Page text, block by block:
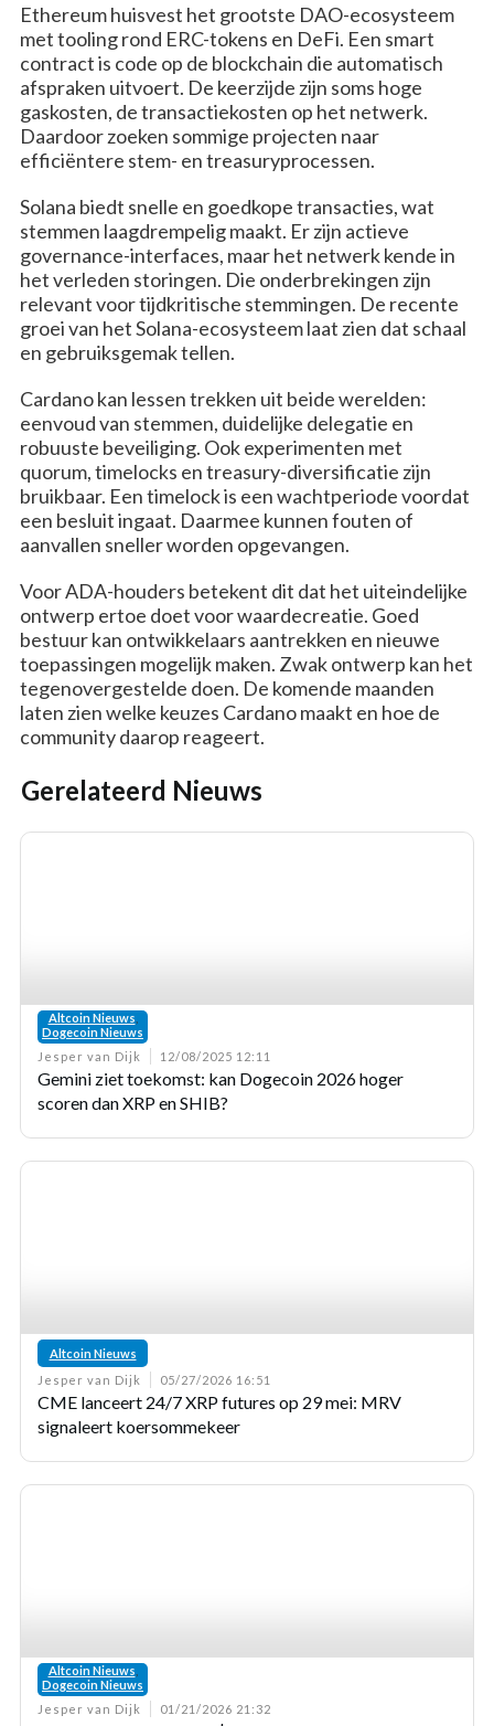
Ethereum huisvest het grootste DAO-ecosysteem
met tooling rond ERC-tokens en DeFi. Een smart
contract is code op de blockchain die automatisch
afspraken uitvoert. De keerzijde zijn soms hoge
gaskosten, de transactiekosten op het netwerk.
Daardoor zoeken sommige projecten naar
efficiëntere stem- en treasuryprocessen.
Solana biedt snelle en goedkope transacties, wat
stemmen laagdrempelig maakt. Er zijn actieve
governance-interfaces, maar het netwerk kende in
het verleden storingen. Die onderbrekingen zijn
relevant voor tijdkritische stemmingen. De recente
groei van het Solana-ecosysteem laat zien dat schaal
en gebruiksgemak tellen.
Cardano kan lessen trekken uit beide werelden:
eenvoud van stemmen, duidelijke delegatie en
robuuste beveiliging. Ook experimenten met
quorum, timelocks en treasury-diversificatie zijn
bruikbaar. Een timelock is een wachtperiode voordat
een besluit ingaat. Daarmee kunnen fouten of
aanvallen sneller worden opgevangen.
Voor ADA-houders betekent dit dat het uiteindelijke
ontwerp ertoe doet voor waardecreatie. Goed
bestuur kan ontwikkelaars aantrekken en nieuwe
toepassingen mogelijk maken. Zwak ontwerp kan het
tegenovergestelde doen. De komende maanden
laten zien welke keuzes Cardano maakt en hoe de
community daarop reageert.
Gerelateerd Nieuws
Altcoin Nieuws
Dogecoin Nieuws
Jesper van Dijk
12/08/2025 12:11
Gemini ziet toekomst: kan Dogecoin 2026 hoger
scoren dan XRP en SHIB?
Altcoin Nieuws
Jesper van Dijk
05/27/2026 16:51
CME lanceert 24/7 XRP futures op 29 mei: MRV
signaleert koersommekeer
Altcoin Nieuws
Dogecoin Nieuws
Jesper van Dijk
01/21/2026 21:32